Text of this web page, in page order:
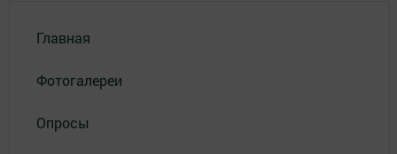
Главная
Фотогалереи
Опросы